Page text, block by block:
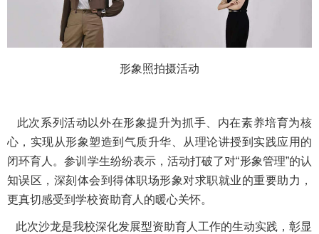
形象照拍摄活动
此次系列活动以外在形象提升为抓手、内在素养培育为核
心，实现从形象塑造到气质升华、从理论讲授到实践应用的
闭环育人。参训学生纷纷表示，活动打破了对“形象管理”的认
知误区，深刻体会到得体职场形象对求职就业的重要助力，
更真切感受到学校资助育人的暖心关怀。
此次沙龙是我校深化发展型资助育人工作的生动实践，彰显